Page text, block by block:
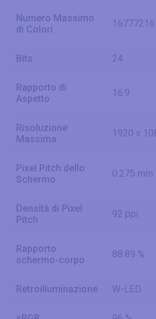
Numero Massimo
di Colori
16777216
Bits 24
Rapporto di
Aspetto
16:9
Risoluzione
Massima
1920 x
Pixel Pitch dello
Schermo
0.275 mm
Densità di Pixel
Pitch
92 ppi
Rapporto
schermo-corpo
88.89 %
Retroilluminazione W-LED